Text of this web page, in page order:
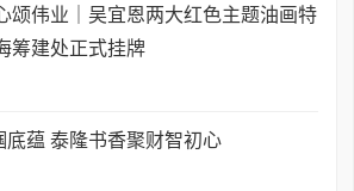
颂伟业｜吴宜恩两大红色主题油画特
筹建处正式挂牌
底蕴 泰隆书香聚财智初心